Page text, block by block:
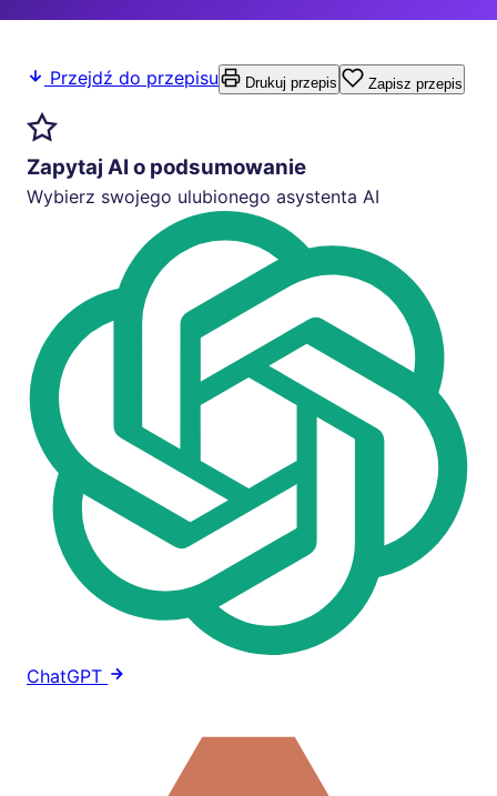
Przejdź do przepisu Drukuj przepis Zapisz przepis
Zapytaj AI o podsumowanie
Wybierz swojego ulubionego asystenta AI
ChatGPT